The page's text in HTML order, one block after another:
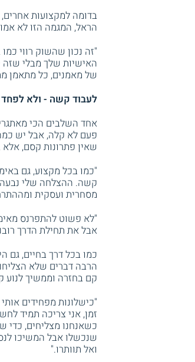
בדומה למקצועות
הראל, המגמה הזו לא
"זה נכון שהשוק רווי
האישיות שלך מבלי שזה
של מאמנים, כל מתאמן
לעבוד קשה - ולא
אחד השלבים הכי
פעם לא קלה, אבל יש
שאין פתרונות קסם,
"כמו בכל מקצוע, גם
קשה. ההצלחה שלי
מסחרית ועסקית
"לא פשוט להתפרנס
אבל את תחילת הדרך
כמו בכל דרך בחיים, גם
הרבה דברים שלא
קם בחזרה וממשיך לנוע
"כישלונות מפחידים
זמן, אני צריכה תמיד
כשאנחנו מצליחים, כדי
שנכשלו אבל המשיכו
ואל תוותרו."